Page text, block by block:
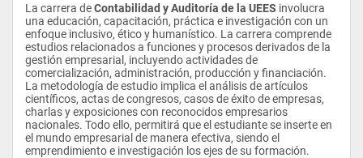
La carrera de Contabilidad y Auditoría de la UEES involucra
una educación, capacitación, práctica e investigación con un
enfoque inclusivo, ético y humanístico. La carrera comprende
estudios relacionados a funciones y procesos derivados de la
gestión empresarial, incluyendo actividades de
comercialización, administración, producción y financiación.
La metodología de estudio implica el análisis de artículos
científicos, actas de congresos, casos de éxito de empresas,
charlas y exposiciones con reconocidos empresarios
nacionales. Todo ello, permitirá que el estudiante se inserte en
el mundo empresarial de manera efectiva, siendo el
emprendimiento e investigación los ejes de su formación.